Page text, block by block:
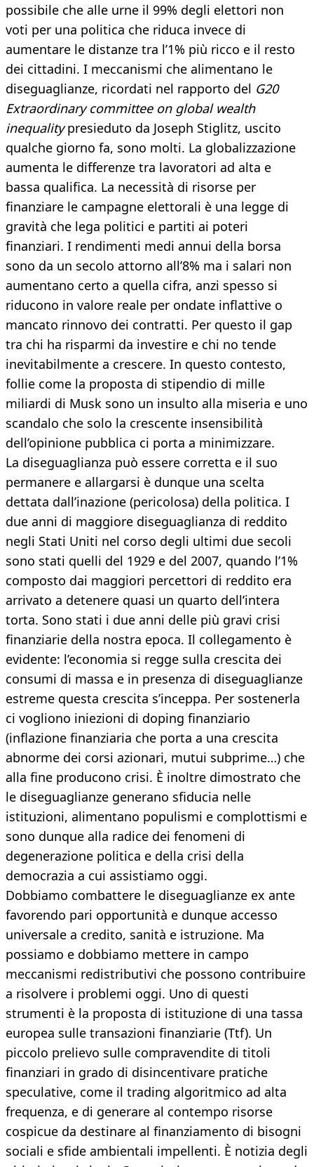
possibile che alle urne il 99% degli elettori non
voti per una politica che riduca invece di
aumentare le distanze tra l’1% più ricco e il resto
dei cittadini. I meccanismi che alimentano le
diseguaglianze, ricordati nel rapporto del G20
Extraordinary committee on global wealth
inequalitypresieduto da Joseph Stiglitz, uscito
qualche giorno fa, sono molti. La globalizzazione
aumenta le differenze tra lavoratori ad alta e
bassa qualifica. La necessità di risorse per
finanziare le campagne elettorali è una legge di
gravità che lega politici e partiti ai poteri
finanziari. I rendimenti medi annui della borsa
sono da un secolo attorno all’8% ma i salari non
aumentano certo a quella cifra, anzi spesso si
riducono in valore reale per ondate inflattive o
mancato rinnovo dei contratti. Per questo il gap
tra chi ha risparmi da investire e chi no tende
inevitabilmente a crescere. In questo contesto,
follie come la proposta di stipendio di mille
miliardi di Musk sono un insulto alla miseria e uno
scandalo che solo la crescente insensibilità
dell’opinione pubblica ci porta a minimizzare.
La diseguaglianza può essere corretta e il suo
permanere e allargarsi è dunque una scelta
dettata dall’inazione (pericolosa) della politica. I
due anni di maggiore diseguaglianza di reddito
negli Stati Uniti nel corso degli ultimi due secoli
sono stati quelli del 1929 e del 2007, quando l’1%
composto dai maggiori percettori di reddito era
arrivato a detenere quasi un quarto dell’intera
torta. Sono stati i due anni delle più gravi crisi
finanziarie della nostra epoca. Il collegamento è
evidente: l’economia si regge sulla crescita dei
consumi di massa e in presenza di diseguaglianze
estreme questa crescita s’inceppa. Per sostenerla
ci vogliono iniezioni di doping finanziario
(inflazione finanziaria che porta a una crescita
abnorme dei corsi azionari, mutui subprime…) che
alla fine producono crisi. È inoltre dimostrato che
le diseguaglianze generano sfiducia nelle
istituzioni, alimentano populismi e complottismi e
sono dunque alla radice dei fenomeni di
degenerazione politica e della crisi della
democrazia a cui assistiamo oggi.
Dobbiamo combattere le diseguaglianze ex ante
favorendo pari opportunità e dunque accesso
universale a credito, sanità e istruzione. Ma
possiamo e dobbiamo mettere in campo
meccanismi redistributivi che possono contribuire
a risolvere i problemi oggi. Uno di questi
strumenti è la proposta di istituzione di una tassa
europea sulle transazioni finanziarie (Ttf). Un
piccolo prelievo sulle compravendite di titoli
finanziari in grado di disincentivare pratiche
speculative, come il trading algoritmico ad alta
frequenza, e di generare al contempo risorse
cospicue da destinare al finanziamento di bisogni
sociali e sfide ambientali impellenti. È notizia degli